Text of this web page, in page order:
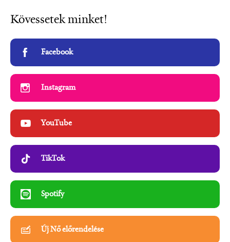
Kövessetek minket!
Facebook
Instagram
YouTube
TikTok
Spotify
Új Nő előrendelése